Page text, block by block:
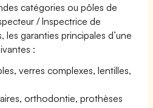
catégories ou pôles de
/ Inspectrice de
garanties principales d’une
:
verres complexes, lentilles,
orthodontie, prothèses